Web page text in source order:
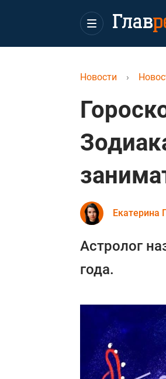
Новости ›
Екатерина
Астролог
года.